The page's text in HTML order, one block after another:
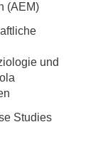
(AEM)
und
Studies